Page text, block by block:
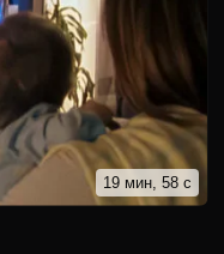
19 мин, 58 с